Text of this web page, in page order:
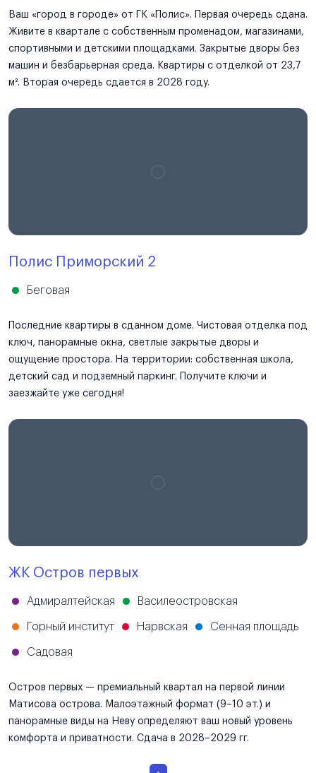
Ваш «город в городе» от ГК «Полис». Первая очередь сдана.
Живите в квартале с собственным променадом, магазинами,
спортивными и детскими площадками. Закрытые дворы без
машин и безбарьерная среда. Квартиры с отделкой от 23,7
м². Вторая очередь сдается в 2028 году.
Полис Приморский 2
Беговая
Последние квартиры в сданном доме. Чистовая отделка под
ключ, панорамные окна, светлые закрытые дворы и
ощущение простора. На территории: собственная школа,
детский сад и подземный паркинг. Получите ключи и
заезжайте уже сегодня!
ЖК Остров первых
Адмиралтейская Василеостровская
Горный институт Нарвская Сенная площадь
Садовая
Остров первых — премиальный квартал на первой линии
Матисова острова. Малоэтажный формат (9–10 эт.) и
панорамные виды на Неву определяют ваш новый уровень
комфорта и приватности. Сдача в 2028–2029 гг.